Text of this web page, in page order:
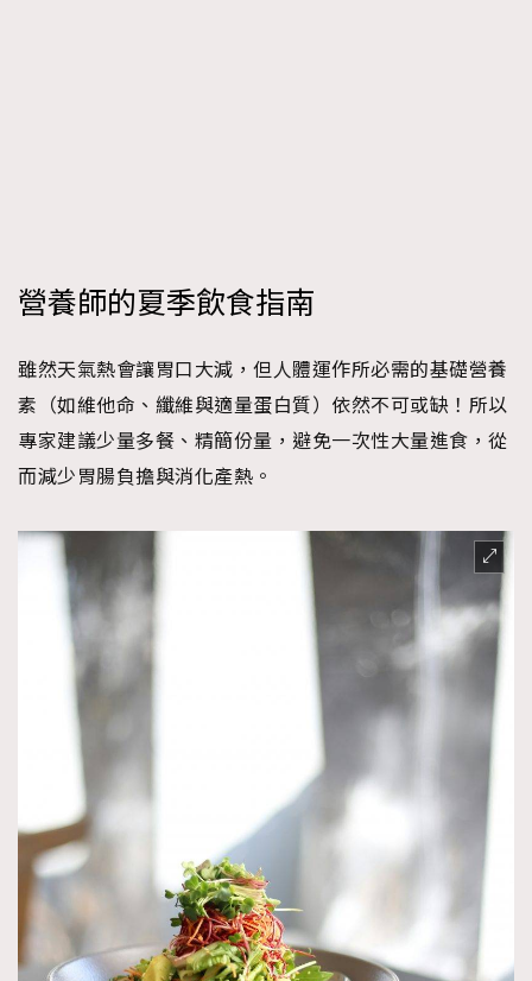
營養師的夏季飲食指南
雖然天氣熱會讓胃口大減，但人體運作所必需的基礎營養
素（如維他命、纖維與適量蛋白質）依然不可或缺！所以
專家建議少量多餐、精簡份量，避免一次性大量進食，從
而減少胃腸負擔與消化產熱。